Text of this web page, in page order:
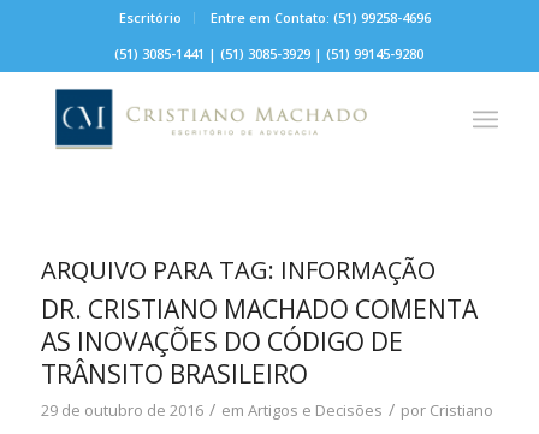
Escritório
Entre em Contato: (51) 99258-4696
(51) 3085-1441 |(51) 3085-3929 |(51) 99145-9280
ARQUIVO PARA TAG: INFORMAÇÃO
DR. CRISTIANO MACHADO COMENTA
AS INOVAÇÕES DO CÓDIGO DE
TRÂNSITO BRASILEIRO
29 de outubro de 2016 / em Artigos e Decisões / por Cristiano